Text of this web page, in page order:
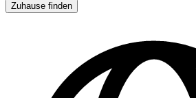
Zuhause finden